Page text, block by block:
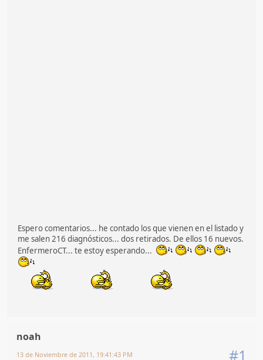
Espero comentarios... he contado los que vienen en el listado y
me salen 216 diagnósticos... dos retirados. De ellos 16 nuevos.
EnfermeroCT... te estoy esperando...
noah
#1
13 de Noviembre de 2011, 19:41:43 PM